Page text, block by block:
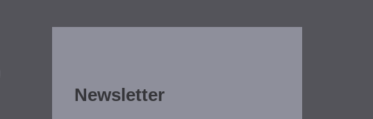
Newsletter